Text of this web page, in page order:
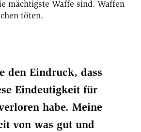
mächtigste Waffe sind. Waffen
töten.
den Eindruck, dass
Eindeutigkeit für
habe. Meine
von was gut und